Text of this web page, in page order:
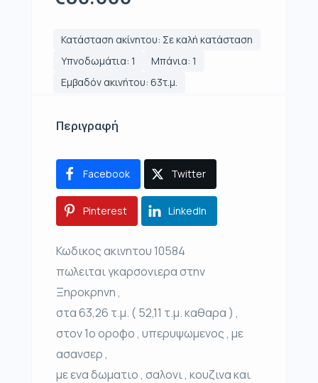
Κατάσταση ακίνητου: Σε καλή κατάσταση
Υπνοδωμάτια: 1
Μπάνια: 1
Εμβαδόν ακινήτου: 63τ.μ.
Περιγραφή
Facebook Twitter
Pinterest LinkedIn
Κωδικος ακινητου 10584
πωλειται γκαρσονιερα στην
Ξηροκρηνη ,
στα 63,26 τ.μ. ( 52,11 τ.μ. καθαρα ) ,
στον 1ο οροφο , υπερυψωμενος , με
ασανσερ ,
με ενα δωματιο , σαλονι , κουζινα και